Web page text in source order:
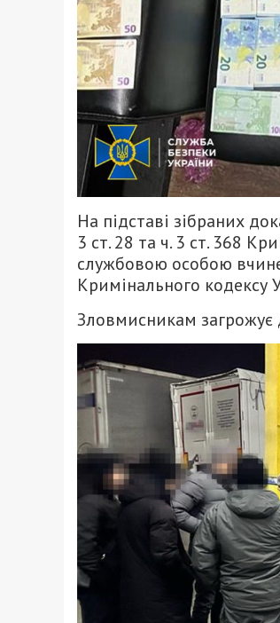
На підставі зібраних
3 ст. 28 та ч. 3 ст. 368
службовою особою
Кримінального кодексу
Зловмисникам загрожує